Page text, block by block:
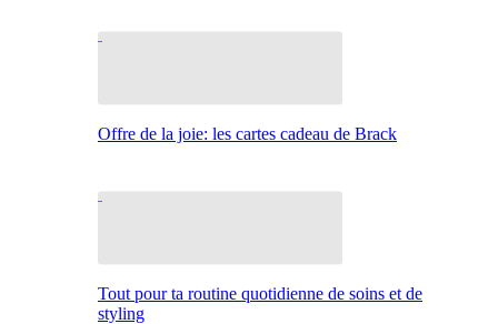
Offre de la joie: les cartes cadeau de Brack
Tout pour ta routine quotidienne de soins et de
styling